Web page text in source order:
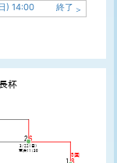
) 14:00 終了